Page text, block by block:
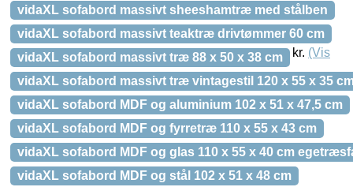
vidaXL sofabord massivt sheeshamtræ med stålben
vidaXL sofabord massivt teaktræ drivtømmer 60 cm
vidaXL sofabord massivt træ 88 x 50 x 38 cm
vidaXL sofabord massivt træ vintagestil 120 x 55 x 35
vidaXL sofabord MDF og aluminium 102 x 51 x 47,5 cm
vidaXL sofabord MDF og fyrretræ 110 x 55 x 43 cm
vidaXL sofabord MDF og glas 110 x 55 x 40 cm
vidaXL sofabord MDF og stål 102 x 51 x 48 cm
kr. (Vis